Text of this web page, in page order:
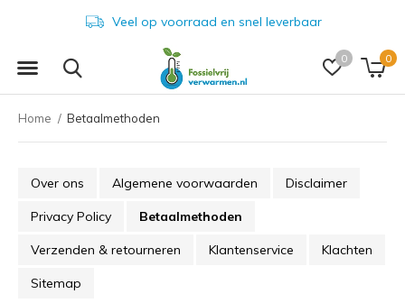
0 0
Veel op voorraad en snel leverbaar
Home Betaalmethoden
Over ons Algemene voorwaarden Disclaimer
Privacy Policy Betaalmethoden
Verzenden & retourneren Klantenservice Klachten
Sitemap